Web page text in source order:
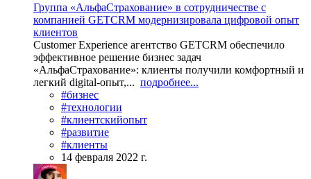
Группа «АльфаСтрахование» в сотрудничестве с
компанией GETCRM модернизировала цифровой опыт
клиентов
Customer Experience агентство GETCRM обеспечило
эффективное решение бизнес задач
«АльфаСтрахование»: клиенты получили комфортный и
легкий digital-опыт,... подробнее...
#бизнес
#технологии
#клиентскийопыт
#развитие
#клиенты
14 февраля 2022 г.